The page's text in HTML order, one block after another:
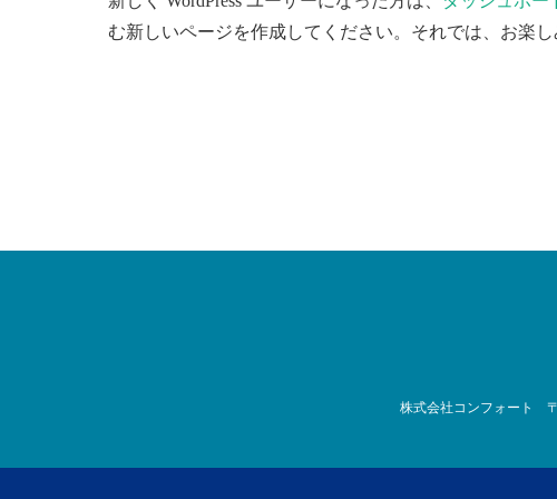
む新しいページを作成してください。それでは、お楽
株式会社コンフォート